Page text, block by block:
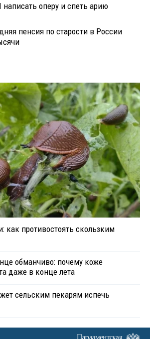
оперу и спеть арию
пенсия по старости в России
как противостоять скользким
обманчиво: почему коже
даже в конце лета
сельским пекарям испечь